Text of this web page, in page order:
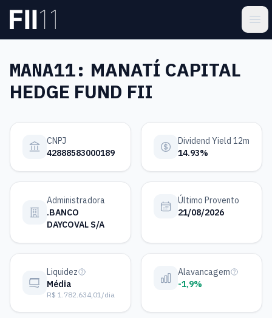
Pular para o conteúdo principal
MANA11: MANATÍ CAPITAL
HEDGE FUND FII
CNPJ
42888583000189
Dividend Yield 12m
14.93%
Administradora
.BANCO
DAYCOVAL S/A
Último Provento
21/08/2026
Liquidez
Média
R$ 1.782.634,01/dia
Alavancagem
-1,9%